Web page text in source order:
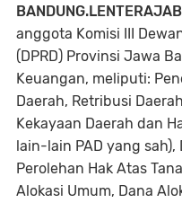
anggota Komisi III
(DPRD) Provinsi Jawa
Keuangan, meliputi:
Daerah, Retribusi
Kekayaan Daerah dan
lain-lain PAD yang sah),
Perolehan Hak Atas
Alokasi Umum, Dana